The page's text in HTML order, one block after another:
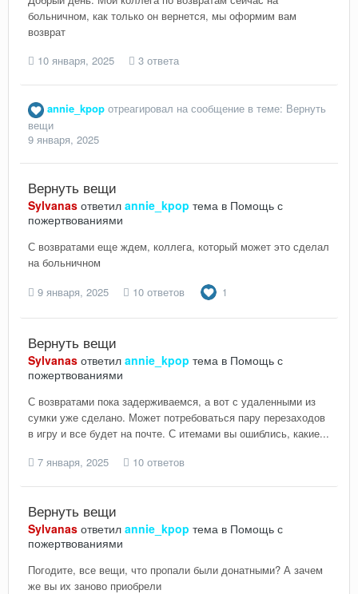
больничном, как только он вернется, мы оформим вам
возврат
10 января, 2025
3 ответа
annie_kpop отреагировал на сообщение в теме: Вернуть
вещи
9 января, 2025
Вернуть вещи
Sylvanas ответил annie_kpop тема в Помощь с
пожертвованиями
С возвратами еще ждем, коллега, который может это сделал
на больничном
9 января, 2025
10 ответов 1
Вернуть вещи
Sylvanas ответил annie_kpop тема в Помощь с
пожертвованиями
С возвратами пока задерживаемся, а вот с удаленными из
сумки уже сделано. Может потребоваться пару перезаходов
в игру и все будет на почте. С итемами вы ошиблись, какие...
7 января, 2025
10 ответов
Вернуть вещи
Sylvanas ответил annie_kpop тема в Помощь с
пожертвованиями
Погодите, все вещи, что пропали были донатными? А зачем
же вы их заново приобрели